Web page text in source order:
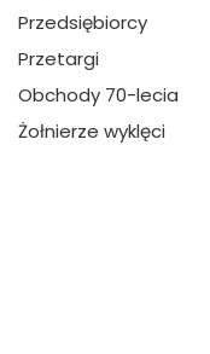
Przedsiębiorcy
Przetargi
Obchody 70-lecia
Żołnierze wyklęci